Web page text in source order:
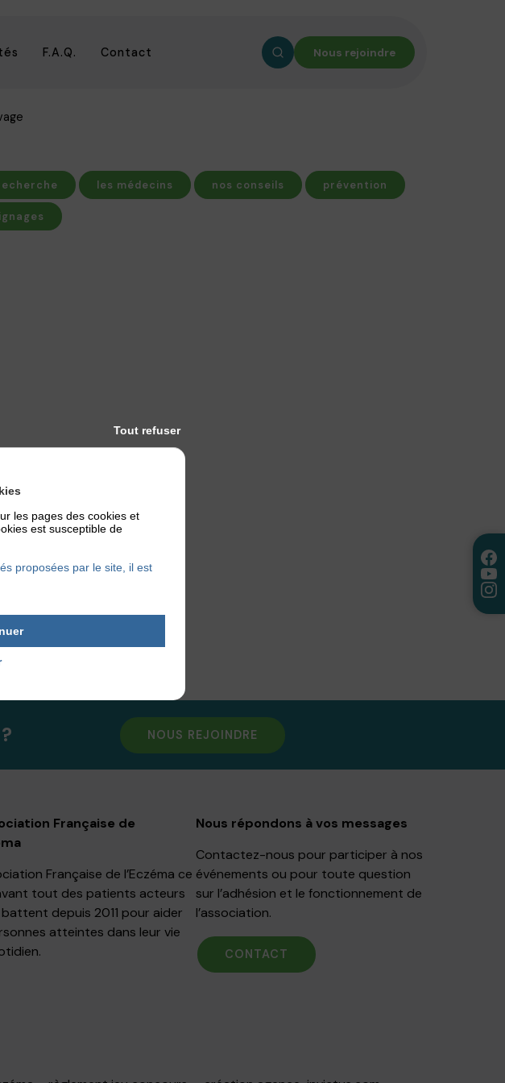
F.A.Q. Contact Nous rejoindre
les médecins nos conseils prévention
NOUS REJOINDRE
Française de
Française de l’Eczéma ce
tout des patients acteurs
depuis 2011 pour aider
atteintes dans leur vie
Nous répondons à vos messages
Contactez-nous pour participer à nos
événements ou pour toute question
sur l’adhésion et le fonctionnement de
l’association.
CONTACT
les pages des cookies et
est susceptible de
proposées par le site, il est
Tout refuser